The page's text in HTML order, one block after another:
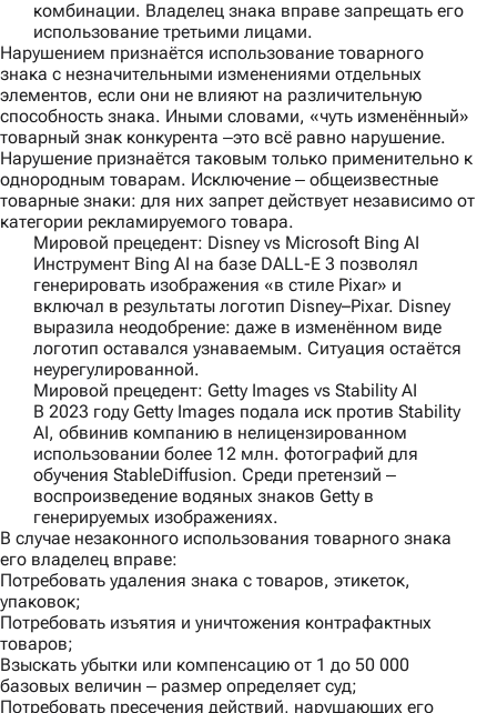
комбинации. Владелец знака вправе запрещать его
использование третьими лицами.
Нарушением признаётся использование товарного
знака с незначительными изменениями отдельных
элементов, если они не влияют на различительную
способность знака. Иными словами, «чуть изменённый»
товарный знак конкурента ‒это всё равно нарушение.
Нарушение признаётся таковым только применительно к
однородным товарам. Исключение ‒ общеизвестные
товарные знаки: для них запрет действует независимо от
категории рекламируемого товара.
Мировой прецедент: Disney vs Microsoft Bing AI
Инструмент Bing AI на базе DALL-E 3 позволял
генерировать изображения «в стиле Pixar» и
включал в результаты логотип Disney–Pixar. Disney
выразила неодобрение: даже в изменённом виде
логотип оставался узнаваемым. Ситуация остаётся
неурегулированной.
Мировой прецедент: Getty Images vs Stability AI
В 2023 году Getty Images подала иск против Stability
AI, обвинив компанию в нелицензированном
использовании более 12 млн. фотографий для
обучения StableDiffusion. Среди претензий ‒
воспроизведение водяных знаков Getty в
генерируемых изображениях.
В случае незаконного использования товарного знака
его владелец вправе:
Потребовать удаления знака с товаров, этикеток,
упаковок;
Потребовать изъятия и уничтожения контрафактных
товаров;
Взыскать убытки или компенсацию от 1 до 50 000
базовых величин ‒ размер определяет суд;
Потребовать пресечения действий, нарушающих его